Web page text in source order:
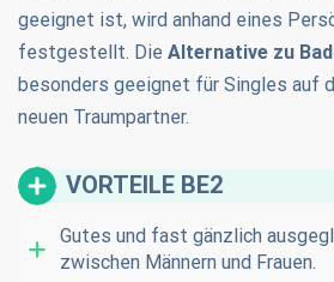
geeignet ist, wird anhand eines
festgestellt. Die Alternative zu
besonders geeignet für Singles auf
neuen Traumpartner.
VORTEILE BE2
Gutes und fast gänzlich
zwischen Männern und Frauen.